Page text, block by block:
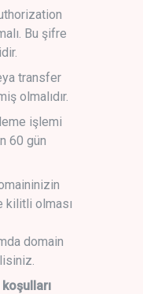
Bu şifre
transfer
olmalıdır.
işlemi
60 gün
kilitli olması
domain